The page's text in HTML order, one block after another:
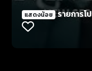
แสดงน้อย รายการโ